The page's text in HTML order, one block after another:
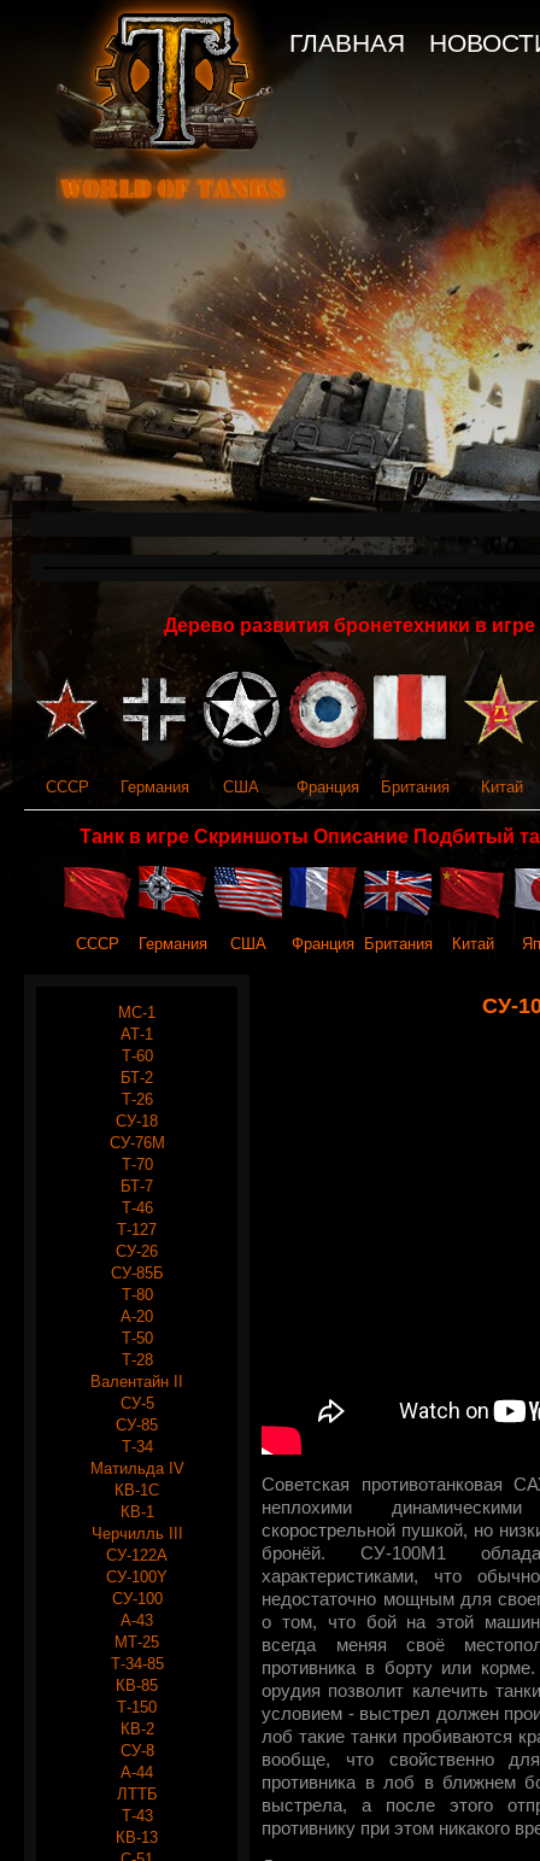
ГЛАВНАЯ
Дерево развития бронетехники в
СССР Германия США Франция Британия Китай
Танк в игре Скриншоты Описание Подбитый
СССР Германия США Франция Британия Китай
МС-1
АТ-1
Т-60
БТ-2
Т-26
СУ-18
СУ-76М
Т-70
БТ-7
Т-46
Т-127
СУ-26
СУ-85Б
Т-80
А-20
Т-50
Т-28
Валентайн II
СУ-5
СУ-85
Т-34
Матильда IV
КВ-1С
КВ-1
Черчилль III
СУ-122А
СУ-100Y
СУ-100
А-43
МТ-25
Т-34-85
КВ-85
Т-150
КВ-2
СУ-8
А-44
ЛТТБ
Т-43
КВ-13
СУ-
Советская противотанковая
неплохими
скорострельной пушкой, но
бронёй. СУ-100М1
характеристиками, что
недостаточно мощным для
о том, что бой на этой
всегда меняя своё
противника в борту или
орудия позволит калечить
условием - выстрел должен
лоб такие танки пробиваются
вообще, что свойственно
противника в лоб в ближнем
выстрела, а после этого
противнику при этом никакого